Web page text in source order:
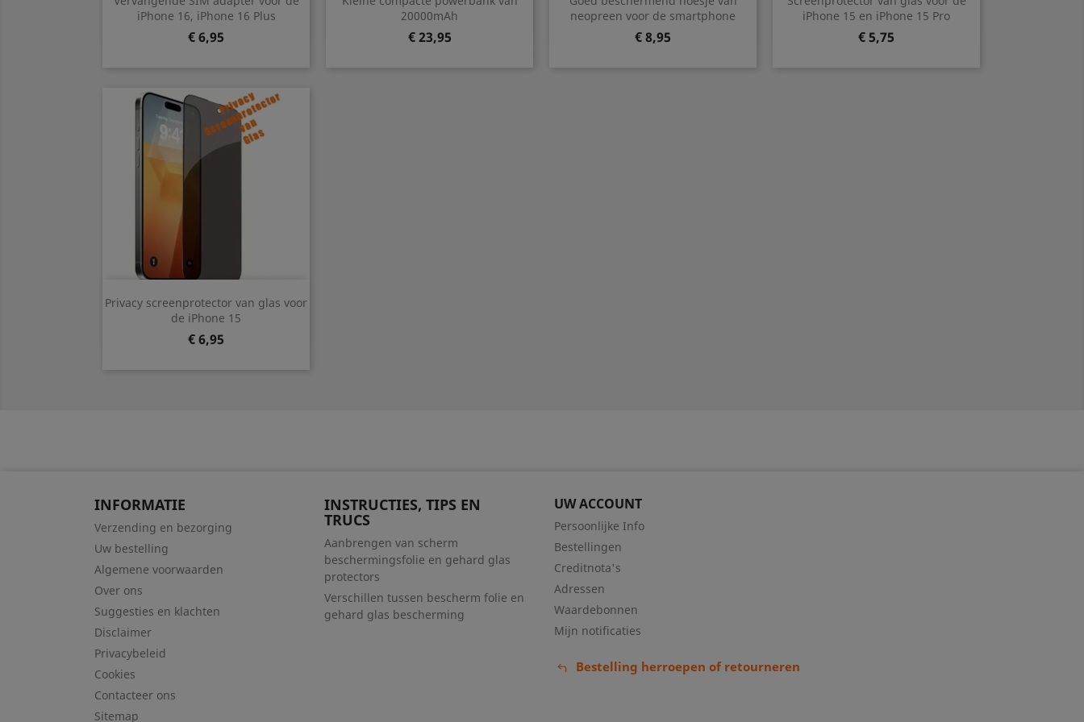
iPhone 16, iPhone 16 Plus
Prijs
€ 6,95
GroenZwartRozeZilverBlauw
20000mAh
Prijs
€ 23,95
ZwartWit
neopreen voor de smartphone
Prijs
€ 8,95
iPhone 15 en iPhone 15 Pro
Prijs
€ 5,75
Privacy screenprotector van glas voor
de iPhone 15
Prijs
€ 6,95
 Snel bekijken
INFORMATIE
Verzending en bezorging
Uw bestelling
Algemene voorwaarden
Over ons
Suggesties en klachten
Disclaimer
Privacybeleid
Cookies
Contacteer ons
Sitemap
INSTRUCTIES, TIPS EN
TRUCS
Aanbrengen van scherm
beschermingsfolie en gehard glas
protectors
Verschillen tussen bescherm folie en
gehard glas bescherming
UW ACCOUNT
Persoonlijke Info
Bestellingen
Creditnota's
Adressen
Waardebonnen
Mijn notificaties
Bestelling herroepen of retourneren